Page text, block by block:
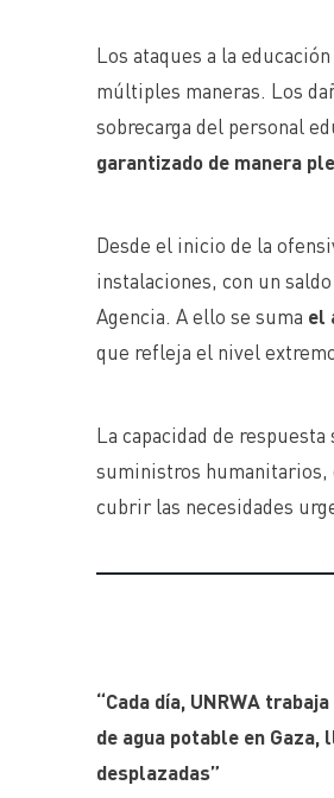
Los ataques a la
múltiples maneras. Los
sobrecarga del personal
garantizado de manera
Desde el inicio de la
instalaciones, con un
Agencia. A ello se suma el
que refleja el nivel
La capacidad de
suministros humanitarios,
cubrir las necesidades
“Cada día, UNRWA
de agua potable en Gaza,
desplazadas”